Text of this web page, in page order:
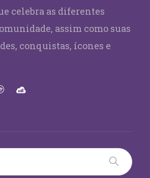
celebra as diferentes
assim como suas
conquistas, ícones e